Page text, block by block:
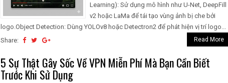
Learning): Sử dụng mô hình như U-Net, DeepFill
v2 hoặc LaMa để tái tạo vùng ảnh bị che bởi
logo.Object Detection: Dùng YOLOv8 hoặc Detectron2 để phát hiện vị trí logo...
Share:
Read More
5 Sự Thật Gây Sốc Về VPN Miễn Phí Mà Bạn Cần Biết
Trước Khi Sử Dụng